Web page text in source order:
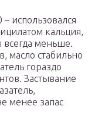
– использовался
кальция,
всегда меньше.
масло стабильно
гораздо
Застывание
менее запас